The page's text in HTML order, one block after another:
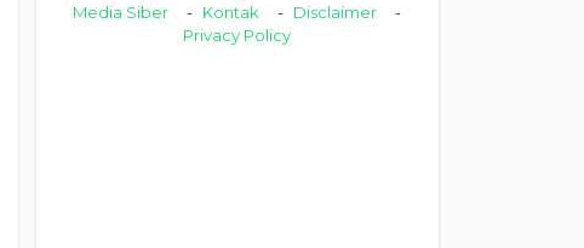
Media Siber
Kontak
Disclaimer
Privacy Policy